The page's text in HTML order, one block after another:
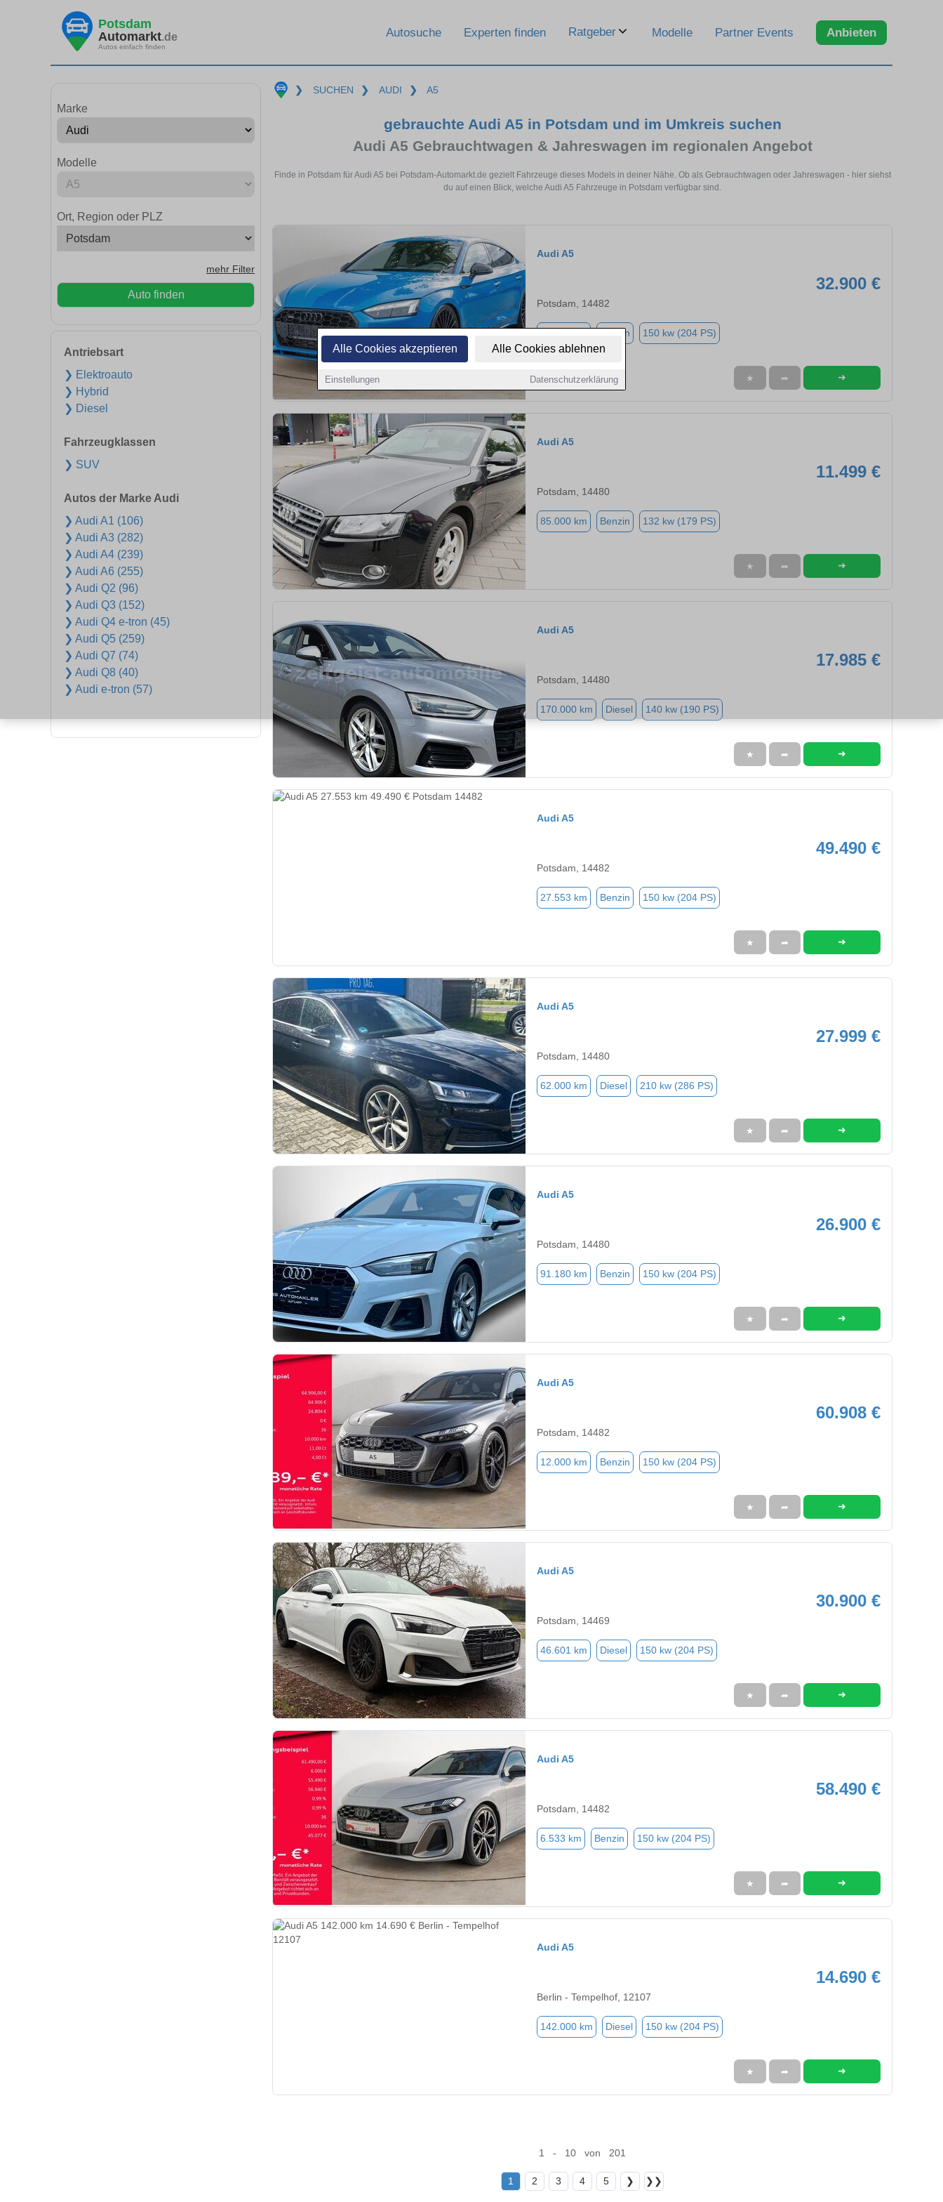
Alle Cookies akzeptieren Alle Cookies ablehnen
Einstellungen Datenschutzerklärung
Potsdam
Automarkt.de
Autos einfach finden
Autosuche Experten finden Ratgeber Modelle Partner Events Anbieten
Marke
Modelle
Ort, Region oder PLZ
mehr Filter
Auto finden
Antriebsart
❯ Elektroauto
❯ Hybrid
❯ Diesel
Fahrzeugklassen
❯ SUV
Autos der Marke Audi
❯ Audi A1 (106)
❯ Audi A3 (282)
❯ Audi A4 (239)
❯ Audi A6 (255)
❯ Audi Q2 (96)
❯ Audi Q3 (152)
❯ Audi Q4 e-tron (45)
❯ Audi Q5 (259)
❯ Audi Q7 (74)
❯ Audi Q8 (40)
❯ Audi e-tron (57)
❯ SUCHEN ❯ AUDI ❯ A5
gebrauchte Audi A5 in Potsdam und im Umkreis suchen
Audi A5 Gebrauchtwagen & Jahreswagen im regionalen Angebot
Finde in Potsdam für Audi A5 bei Potsdam-Automarkt.de gezielt Fahrzeuge dieses Models in deiner Nähe. Ob als Gebrauchtwagen oder Jahreswagen - hier siehst
du auf einen Blick, welche Audi A5 Fahrzeuge in Potsdam verfügbar sind.
Audi A5
32.900 €
Potsdam, 14482
Benzin 150 kw (204 PS)
★ ➦ ➜
Audi A5
11.499 €
Potsdam, 14480
85.000 km Benzin 132 kw (179 PS)
★ ➦ ➜
Audi A5
17.985 €
Potsdam, 14480
170.000 km Diesel 140 kw (190 PS)
★ ➦ ➜
Audi A5
49.490 €
Potsdam, 14482
27.553 km Benzin 150 kw (204 PS)
★ ➦ ➜
Audi A5
27.999 €
Potsdam, 14480
62.000 km Diesel 210 kw (286 PS)
★ ➦ ➜
Audi A5
26.900 €
Potsdam, 14480
91.180 km Benzin 150 kw (204 PS)
★ ➦ ➜
Audi A5
60.908 €
Potsdam, 14482
12.000 km Benzin 150 kw (204 PS)
★ ➦ ➜
Audi A5
30.900 €
Potsdam, 14469
46.601 km Diesel 150 kw (204 PS)
★ ➦ ➜
Audi A5
58.490 €
Potsdam, 14482
6.533 km Benzin 150 kw (204 PS)
★ ➦ ➜
Audi A5
14.690 €
Berlin - Tempelhof, 12107
142.000 km Diesel 150 kw (204 PS)
★ ➦ ➜
1 - 10 von 201
1 2 3 4 5 ❯ ❯❯